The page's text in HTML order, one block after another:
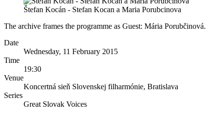
Štefan Kocán - Stefan Kocan a Maria Porubcinova
The archive frames the programme as Guest: Mária Porubčinová.
Date
Wednesday, 11 February 2015
Time
19:30
Venue
Koncertná sieň Slovenskej filharmónie, Bratislava
Series
Great Slovak Voices